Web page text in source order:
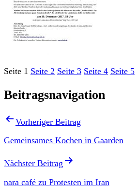
Seite 1 Seite 2 Seite 3 Seite 4 Seite 5
Beitragsnavigation
Vorheriger Beitrag
Gemeinsames Kochen in Gaarden
Nächster Beitrag
nara café zu Protesten im Iran